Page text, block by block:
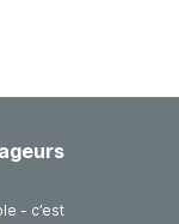
- c’est